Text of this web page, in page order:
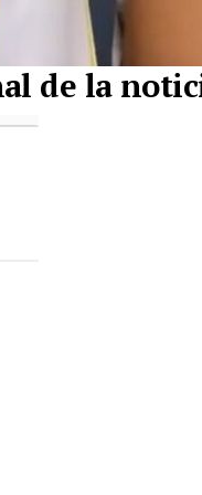
de la